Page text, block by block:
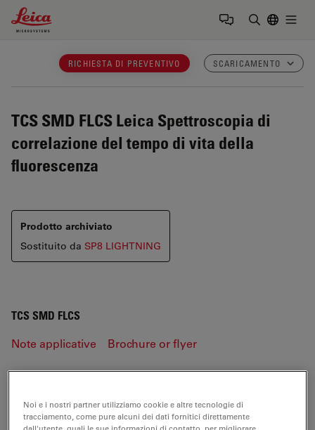
Leica Microsystems Logo
RICHIESTA DI PREVENTIVO SCARICAMENTO
TCS SMD FLCS Leica Spettroscopia di
correlazione del tempo di vita della
fluorescenza
Prodotto archiviato
Sostituito da SP8 LIGHTNING
TCS SMD FLCS
Note applicative Brochure or flyer
Noi e i nostri partner utilizziamo cookie e altre tecnologie di
tracciamento, come pure alcuni dei dati fornitici direttamente